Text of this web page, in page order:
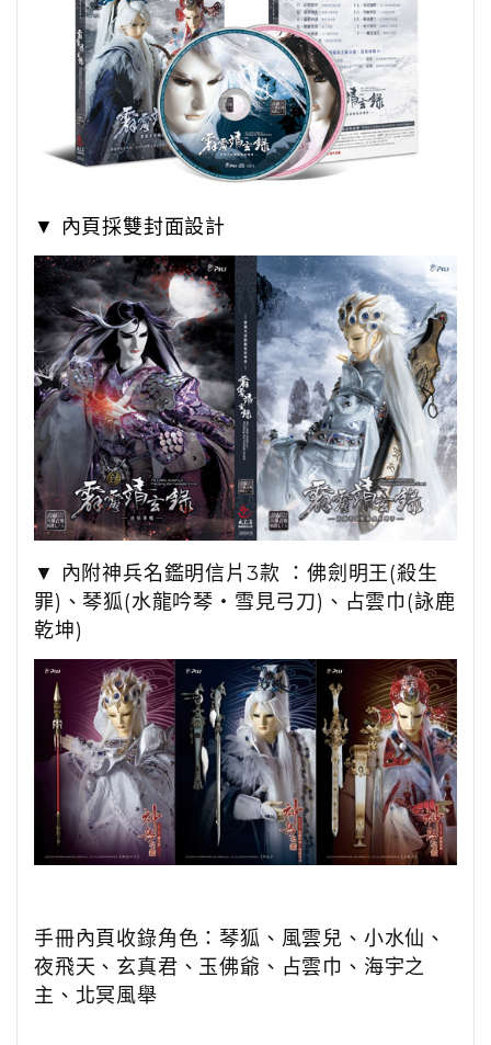
▼ 內頁採雙封面設計
▼ 內附神兵名鑑明信片3款 ：佛劍明王(殺生
罪) 、琴狐(水龍吟琴‧雪見弓刀) 、 占雲巾(詠鹿
乾坤)
手冊內頁收錄角色：琴狐、風雲兒、小水仙、
夜飛天、玄真君、玉佛爺、占雲巾、海宇之
主、北冥風舉